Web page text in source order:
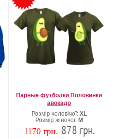
Парные футболки Половинки
авокадо
Розмір чоловічої: XL
Розмір жіночої: M
1170 грн. 878 грн.